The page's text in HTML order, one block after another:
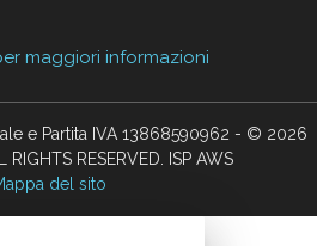
maggiori informazioni
e Partita IVA 13868590962 - © 2026
RESERVED. ISP AWS
del sito